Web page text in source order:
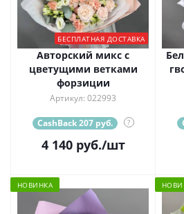
БЕСПЛАТНАЯ ДОСТАВКА
Авторский микс с
цветущими ветками
форзиции
Артикул: 022993
CashBack 207 руб. ?
4 140руб./шт
НОВИНКА